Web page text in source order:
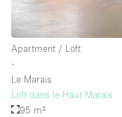
Apartment / Loft
∙
Le Marais
Loft dans le Haut Marais
95 m²